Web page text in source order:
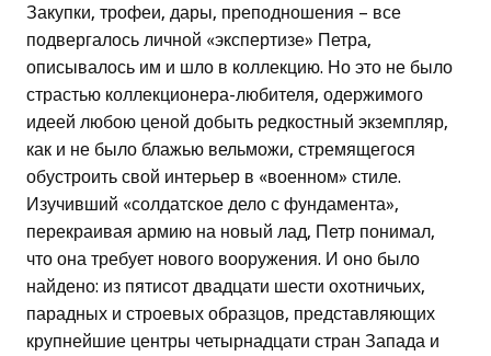
Закупки, трофеи, дары, преподношения – все
подвергалось личной «экспертизе» Петра,
описывалось им и шло в коллекцию. Но это не было
страстью коллекционера-любителя, одержимого
идеей любою ценой добыть редкостный экземпляр,
как и не было блажью вельможи, стремящегося
обустроить свой интерьер в «военном» стиле.
Изучивший «солдатское дело с фундамента»,
перекраивая армию на новый лад, Петр понимал,
что она требует нового вооружения. И оно было
найдено: из пятисот двадцати шести охотничьих,
парадных и строевых образцов, представляющих
крупнейшие центры четырнадцати стран Запада и